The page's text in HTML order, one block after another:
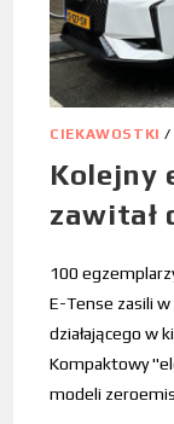
CIEKAWOSTKI /
Kolejny
zawitał
100
E-Tense zasili
działającego w
Kompaktowy
modeli